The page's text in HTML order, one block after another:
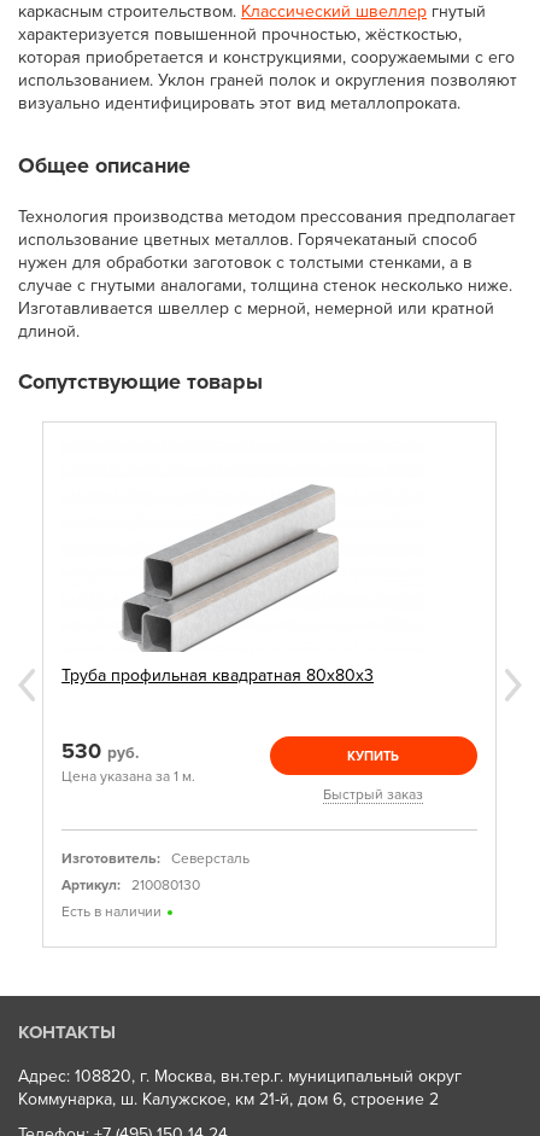
каркасным строительством. Классический швеллер гнутый
характеризуется повышенной прочностью, жёсткостью,
которая приобретается и конструкциями, сооружаемыми с его
использованием. Уклон граней полок и округления позволяют
визуально идентифицировать этот вид металлопроката.
Общее описание
Технология производства методом прессования предполагает
использование цветных металлов. Горячекатаный способ
нужен для обработки заготовок с толстыми стенками, а в
случае с гнутыми аналогами, толщина стенок несколько ниже.
Изготавливается швеллер с мерной, немерной или кратной
длиной.
Сопутствующие товары
Труба профильная квадратная 80х80х3
530 руб.
Цена указана за 1 м.
КУПИТЬ
Быстрый заказ
Изготовитель:
Северсталь
Артикул:
210080130
Есть в наличии
КОНТАКТЫ
Адрес: 108820, г. Москва, вн.тер.г. муниципальный округ
Коммунарка, ш. Калужское, км 21-й, дом 6, строение 2